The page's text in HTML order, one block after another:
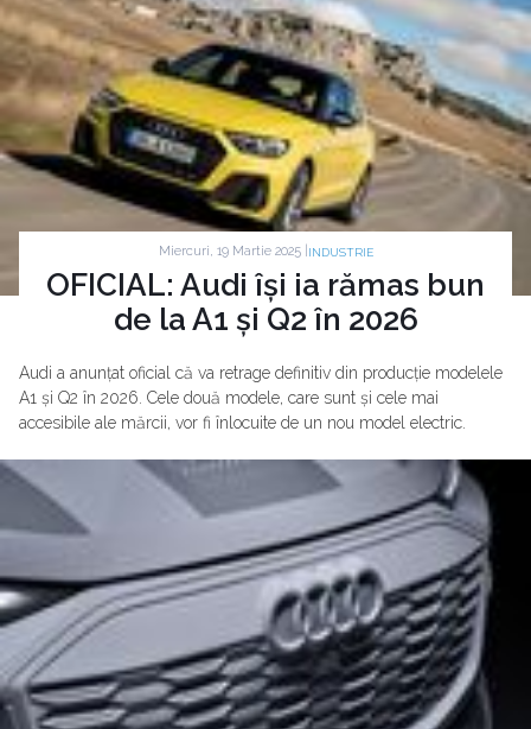
Miercuri, 19 Martie 2025 | INDUSTRIE
OFICIAL: Audi își ia rămas bun
de la A1 și Q2 în 2026
Audi a anunțat oficial că va retrage definitiv din producție modelele
A1 și Q2 în 2026. Cele două modele, care sunt și cele mai
accesibile ale mărcii, vor fi înlocuite de un nou model electric.